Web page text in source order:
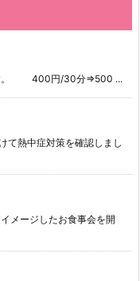
す。 400円/30分⇒500 ...
て熱中症対策を確認しまし
メージしたお食事会を開